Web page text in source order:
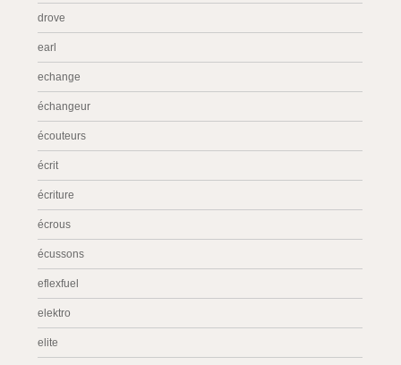
drove
earl
echange
échangeur
écouteurs
écrit
écriture
écrous
écussons
eflexfuel
elektro
elite